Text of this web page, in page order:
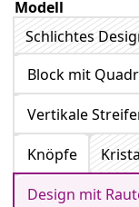
Modell
Schlichtes
Block mit
Vertikale
Knöpfe
Design mit